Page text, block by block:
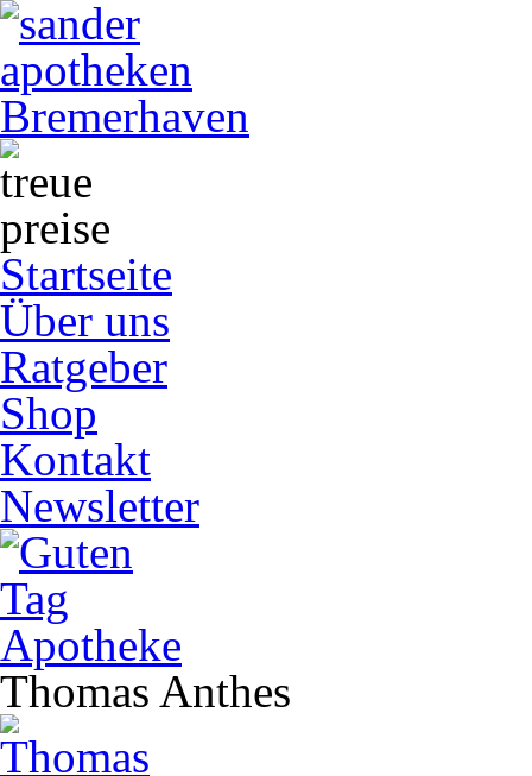
Startseite
Über uns
Ratgeber
Shop
Kontakt
Newsletter
Thomas Anthes